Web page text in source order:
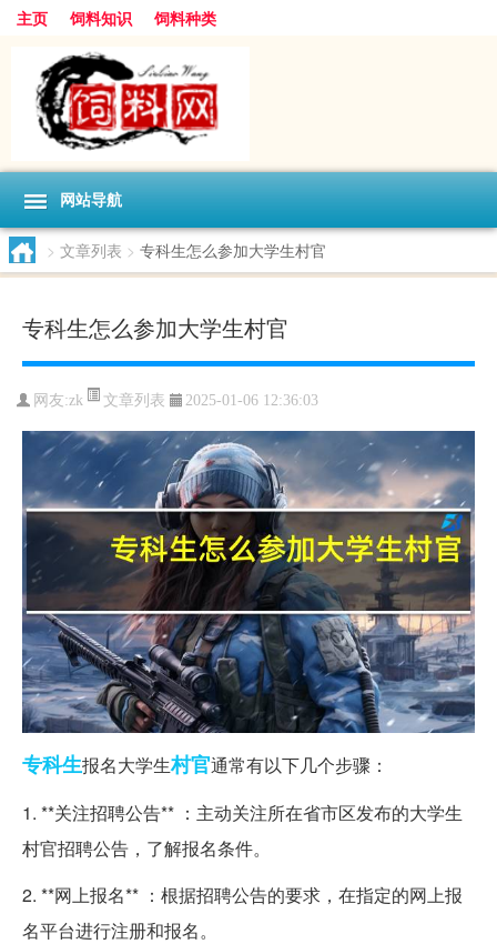
主页 饲料知识 饲料种类
网站导航
> 文章列表 > 专科生怎么参加大学生村官
专科生怎么参加大学生村官
网友:zk 文章列表 2025-01-06 12:36:03
专科生报名大学生村官通常有以下几个步骤：
1. **关注招聘公告** ：主动关注所在省市区发布的大学生
村官招聘公告，了解报名条件。
2. **网上报名** ：根据招聘公告的要求，在指定的网上报
名平台进行注册和报名。